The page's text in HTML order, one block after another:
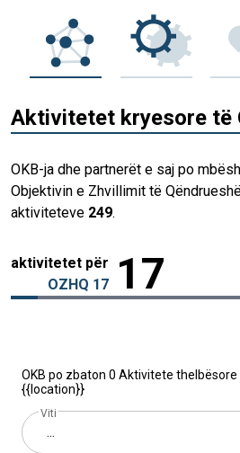
Aktivitetet kryesore të
OKB-ja dhe partnerët e saj po
Objektivin e Zhvillimit të
aktiviteteve 249.
aktivitetet për
OZHQ 17
17
OKB po zbaton 0 Aktivitete thelbësore
{{location}}
Viti
...